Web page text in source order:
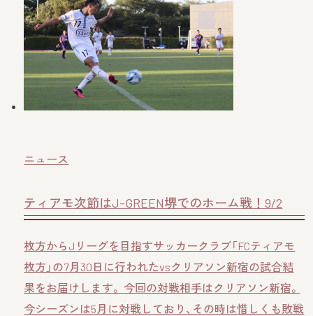
ニュース
ティアモ次節はJ-GREEN堺でのホーム戦！9/2
枚方からJリーグを目指すサッカークラブ「FCティアモ
枚方」の7月30日に行われたvsクリアソン新宿の試合結
果をお届けします。 今回の対戦相手はクリアソン新宿。
今シーズンは5月に対戦しており、その時は惜しくも敗戦